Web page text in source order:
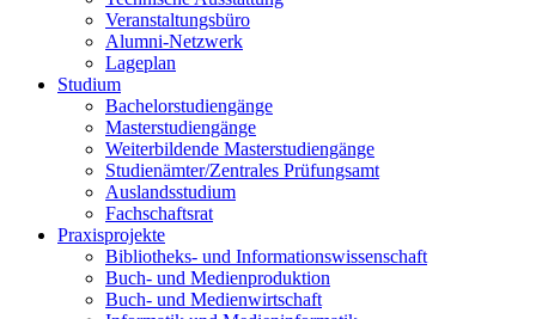
Veranstaltungsbüro
Alumni-Netzwerk
Lageplan
Studium
Bachelorstudiengänge
Masterstudiengänge
Weiterbildende Masterstudiengänge
Studienämter/Zentrales Prüfungsamt
Auslandsstudium
Fachschaftsrat
Praxisprojekte
Bibliotheks- und Informationswissenschaft
Buch- und Medienproduktion
Buch- und Medienwirtschaft